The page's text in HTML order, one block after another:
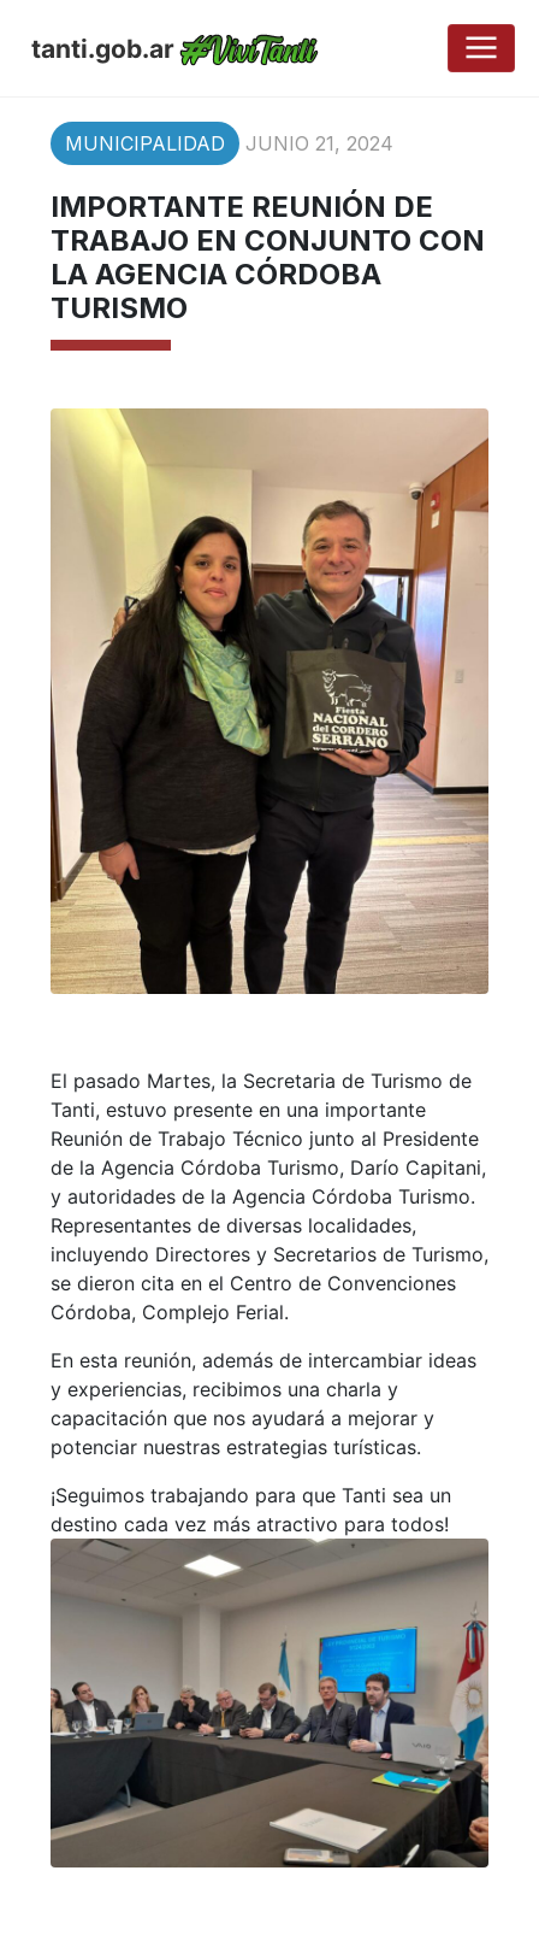
tanti.gob.ar
MUNICIPALIDAD JUNIO 21, 2024
IMPORTANTE REUNIÓN DE
TRABAJO EN CONJUNTO CON
LA AGENCIA CÓRDOBA
TURISMO
El pasado Martes, la Secretaria de Turismo de
Tanti, estuvo presente en una importante
Reunión de Trabajo Técnico junto al Presidente
de la Agencia Córdoba Turismo, Darío Capitani,
y autoridades de la Agencia Córdoba Turismo.
Representantes de diversas localidades,
incluyendo Directores y Secretarios de Turismo,
se dieron cita en el Centro de Convenciones
Córdoba, Complejo Ferial.
En esta reunión, además de intercambiar ideas
y experiencias, recibimos una charla y
capacitación que nos ayudará a mejorar y
potenciar nuestras estrategias turísticas.
¡Seguimos trabajando para que Tanti sea un
destino cada vez más atractivo para todos!